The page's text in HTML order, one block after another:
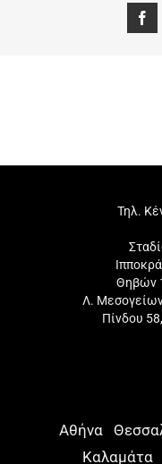
Τηλ.
Θηβών
Λ.
Πίνδου
Αθήνα
Καλαμάτα